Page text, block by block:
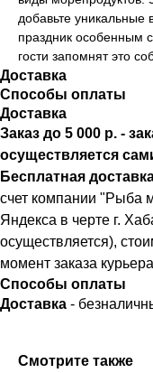
добавьте
праздник особенным
гости запомнят это
Доставка
Способы оплаты
Доставка
Заказ до 5 000 р. -
осуществляется
Бесплатная
счет компании "Рыба
Яндекса в черте г.
осуществляется),
момент заказа
Способы оплаты
Доставка -
Смотрите также